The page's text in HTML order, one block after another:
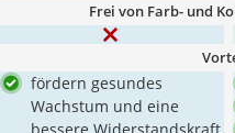
Frei von Farb- und
fördern gesundes
Wachstum und eine